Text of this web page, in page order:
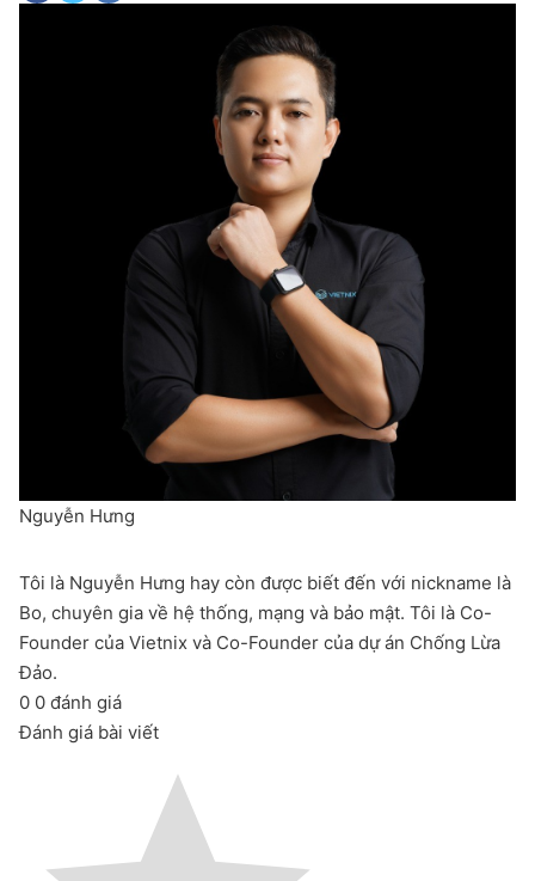
Nguyễn Hưng
Tôi là Nguyễn Hưng hay còn được biết đến với nickname là
Bo, chuyên gia về hệ thống, mạng và bảo mật. Tôi là Co-
Founder của Vietnix và Co-Founder của dự án Chống Lừa
Đảo.
0 0 đánh giá
Đánh giá bài viết